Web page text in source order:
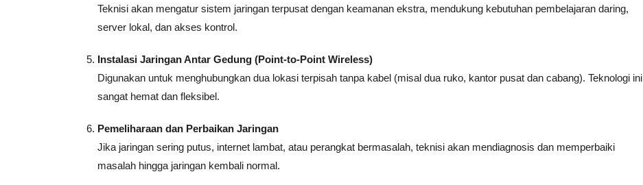
Teknisi akan mengatur sistem jaringan terpusat dengan keamanan ekstra, mendukung kebutuhan pembelajaran daring,
server lokal, dan akses kontrol.
Instalasi Jaringan Antar Gedung (Point-to-Point Wireless)
Digunakan untuk menghubungkan dua lokasi terpisah tanpa kabel (misal dua ruko, kantor pusat dan cabang). Teknologi ini
sangat hemat dan fleksibel.
Pemeliharaan dan Perbaikan Jaringan
Jika jaringan sering putus, internet lambat, atau perangkat bermasalah, teknisi akan mendiagnosis dan memperbaiki
masalah hingga jaringan kembali normal.